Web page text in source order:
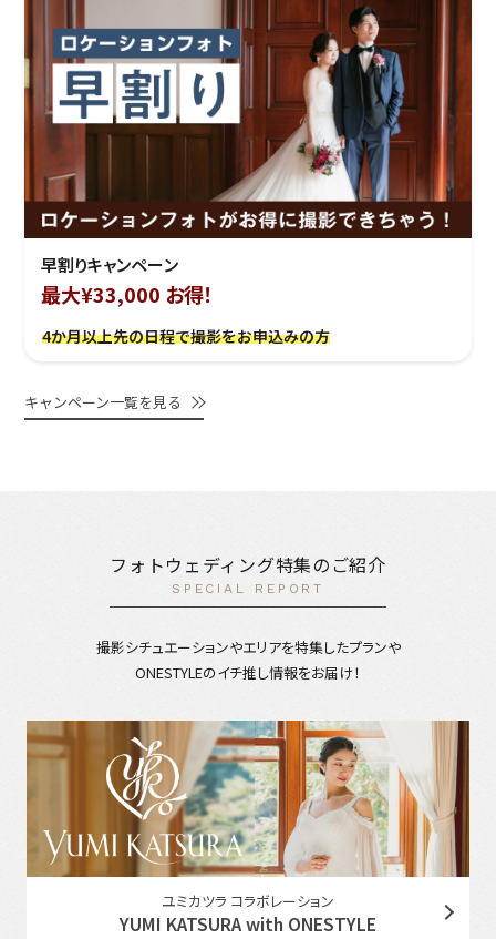
早割りキャンペーン
最大¥33,000 お得！
4か月以上先の日程で撮影をお申込みの方
キャンペーン一覧を見る
フォトウェディング特集のご紹介
SPECIAL REPORT
撮影シチュエーションやエリアを特集したプランや
ONESTYLEのイチ推し情報をお届け！
ユミカツラ コラボレーション
YUMI KATSURA with ONESTYLE